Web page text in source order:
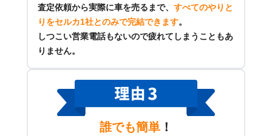
査定依頼から実際に車を売るまで、 すべてのやりと
りをセルカ1社とのみで完結できます。
しつこい営業電話もないので疲れてしまうこともあ
りません。
誰でも簡単 ！